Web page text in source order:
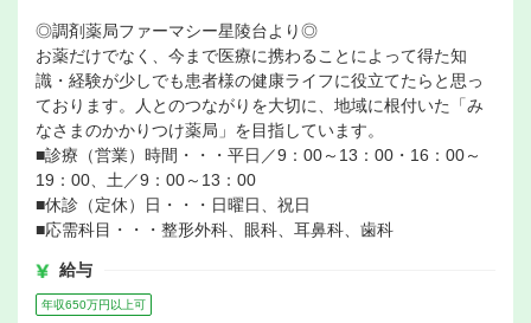
◎調剤薬局ファーマシー星陵台より◎
お薬だけでなく、今まで医療に携わることによって得た知
識・経験が少しでも患者様の健康ライフに役立てたらと思っ
ております。人とのつながりを大切に、地域に根付いた「み
なさまのかかりつけ薬局」を目指しています。
■診療（営業）時間・・・平日／9：00～13：00・16：00～
19：00、土／9：00～13：00
■休診（定休）日・・・日曜日、祝日
■応需科目・・・整形外科、眼科、耳鼻科、歯科
給与
年収650万円以上可